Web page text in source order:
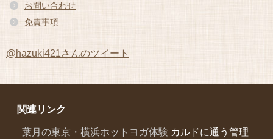
お問い合わせ
免責事項
@hazuki421さんのツイート
関連リンク
葉月の東京・横浜ホットヨガ体験 カルドに通う管理